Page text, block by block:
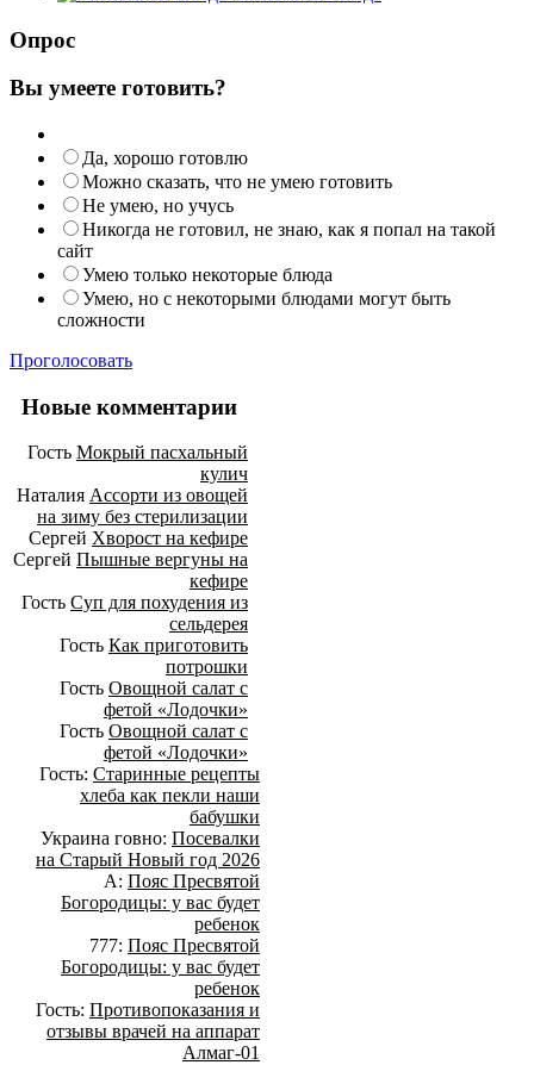
Опрос
Вы умеете готовить?
Да, хорошо готовлю
Можно сказать, что не умею готовить
Не умею, но учусь
Никогда не готовил, не знаю, как я попал на такой
сайт
Умею только некоторые блюда
Умею, но с некоторыми блюдами могут быть
сложности
Проголосовать
Новые комментарии
Гость Мокрый пасхальный
кулич
Наталия Ассорти из овощей
на зиму без стерилизации
Сергей Хворост на кефире
Сергей Пышные вергуны на
кефире
Гость Суп для похудения из
сельдерея
Гость Как приготовить
потрошки
Гость Овощной салат с
фетой «Лодочки»
Гость Овощной салат с
фетой «Лодочки»
Гость: Старинные рецепты
хлеба как пекли наши
бабушки
Украина говно: Посевалки
на Старый Новый год 2026
А: Пояс Пресвятой
Богородицы: у вас будет
ребенок
777: Пояс Пресвятой
Богородицы: у вас будет
ребенок
Гость: Противопоказания и
отзывы врачей на аппарат
Алмаг-01